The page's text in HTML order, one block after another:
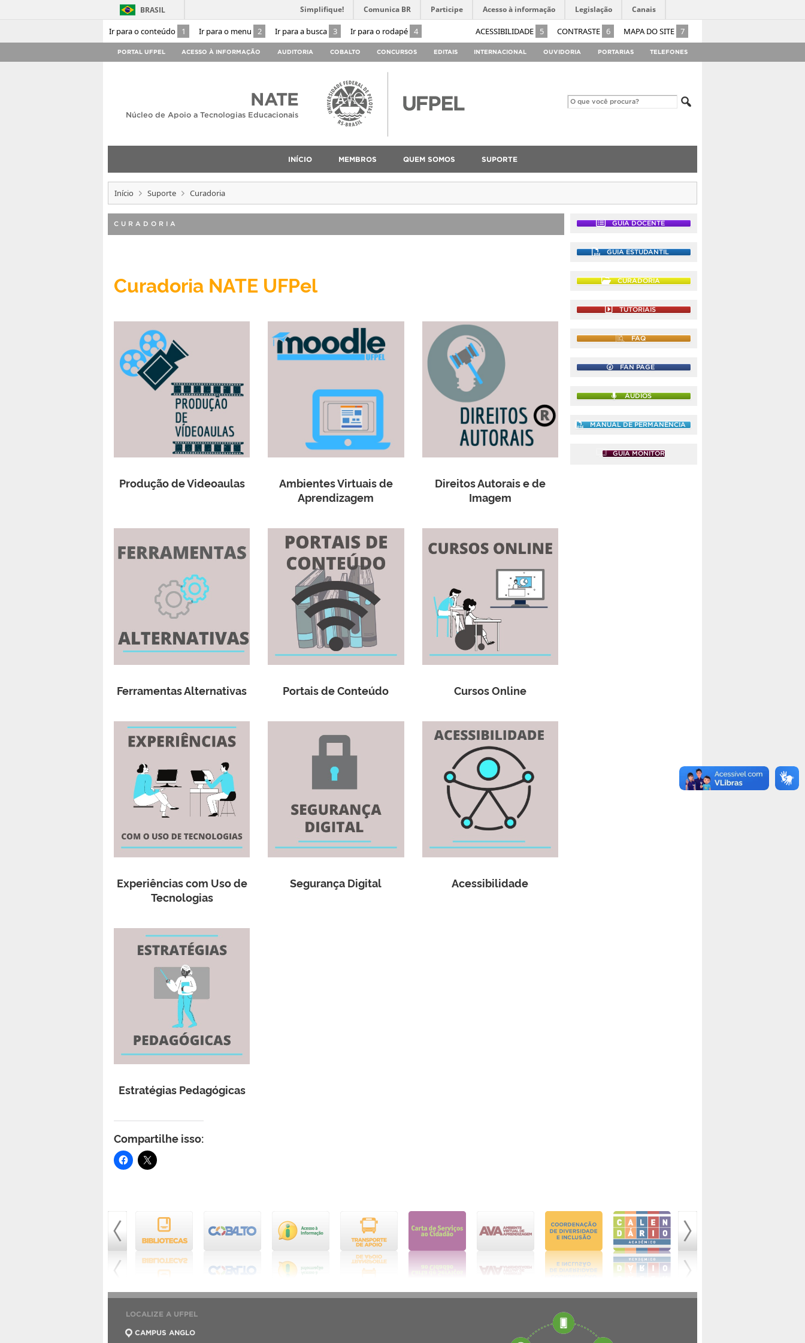
Ir para o conteúdo 1 Ir para o menu 2 Ir para a busca 3 Ir para o rodapé 4 ACESSIBILIDADE 5 CONTRASTE 6 MAPA DO SITE 7
BRASIL Simplifique! Comunica BR Participe Acesso à informação Legislação Canais
PORTAL UFPEL ACESSO À INFORMAÇÃO AUDITORIA COBALTO CONCURSOS EDITAIS INTERNACIONAL OUVIDORIA PORTARIAS TELEFONES
NATE
Núcleo de Apoio a Tecnologias Educacionais
INÍCIO MEMBROS QUEM SOMOS SUPORTE
Início Suporte Curadoria
CURADORIA
Curadoria NATE UFPel
Produção de Videoaulas
Ambientes Virtuais de
Aprendizagem
Direitos Autorais e de
Imagem
Ferramentas Alternativas Portais de Conteúdo Cursos Online
Experiências com Uso de
Tecnologias
Segurança Digital Acessibilidade
Estratégias Pedagógicas
Compartilhe isso:
GUIA DOCENTE
GUIA ESTUDANTIL
CURADORIA
TUTORIAIS
FAQ
FAN PAGE
ÁUDIOS
MANUAL DE PERMANÊNCIA
GUIA MONITOR
LOCALIZE A UFPEL
CAMPUS ANGLO